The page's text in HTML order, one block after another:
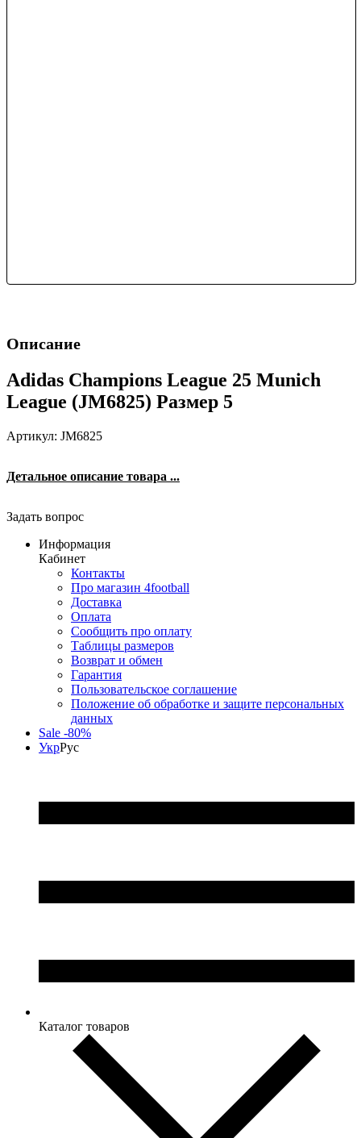
Описание
Adidas Champions League 25 Munich
League (JM6825) Размер 5
Артикул: JM6825
Детальное описание товара ...
Задать вопрос
Информация
Кабинет
Контакты
Про магазин 4football
Доставка
Оплата
Сообщить про оплату
Таблицы размеров
Возврат и обмен
Гарантия
Пользовательское соглашение
Положение об обработке и защите персональных
данных
Sale -80%
УкрРус
Каталог товаров